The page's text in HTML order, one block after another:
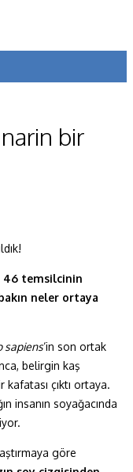
bir
46 temsilcinin
neler ortaya
sapiens‘in son ortak
belirgin kaş
çıktı ortaya.
insanın soyağacında
göre